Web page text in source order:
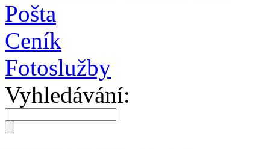
Pošta
Ceník
Fotoslužby
Vyhledávání: